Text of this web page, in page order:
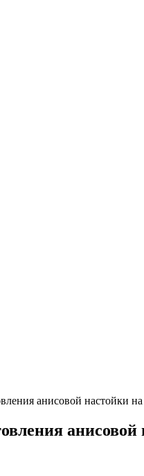
анисовой настойки
анисовой